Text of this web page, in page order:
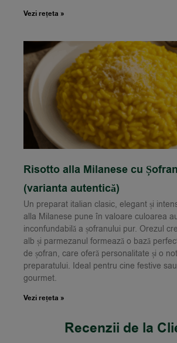
Vezi rețeta »
Risotto alla Milanese cu
(varianta autentică)
Un preparat italian clasic, elegant și
alla Milanese pune în valoare culoarea
inconfundabilă a șofranului pur. Orezul
alb și parmezanul formează o bază
de șofran, care oferă personalitate și o
preparatului. Ideal pentru cine festive
gourmet.
Vezi rețeta »
Recenzii de la